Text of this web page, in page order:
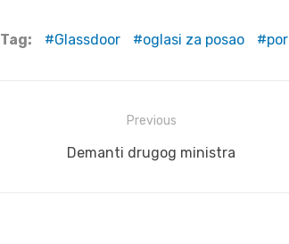
Tag: Glassdoor oglasi za posao
navigation
Previous
Previous
Demanti drugog ministra